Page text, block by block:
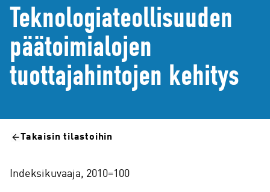
Teknologiateollisuuden
päätoimialojen
tuottajahintojen kehitys
Takaisin tilastoihin
Indeksikuvaaja, 2010=100